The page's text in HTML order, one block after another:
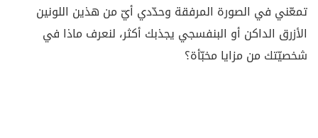
تمعّني في الصورة المرفقة وحدّدي أيّ من هذين اللونين
الأزرق الداكن أو البنفسجي يجذبك أكثر، لنعرف ماذا في
شخصيّتك من مزايا مخبّأة؟